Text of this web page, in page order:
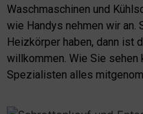
Waschmaschinen und
wie Handys nehmen wir an.
Heizkörper haben, dann ist
willkommen. Wie Sie sehen
Spezialisten alles